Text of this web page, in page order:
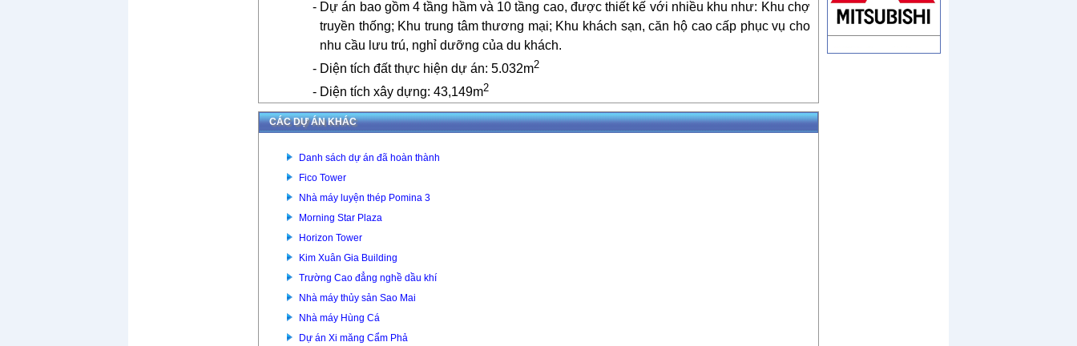
- Dự án bao gồm 4 tầng hầm và 10 tầng cao, được thiết kế với nhiều khu như: Khu chợ
truyền thống; Khu trung tâm thương mại; Khu khách sạn, căn hộ cao cấp phục vụ cho
nhu cầu lưu trú, nghỉ dưỡng của du khách.
- Diện tích đất thực hiện dự án: 5.032m2
- Diện tích xây dựng: 43,149m2
CÁC DỰ ÁN KHÁC
Danh sách dự án đã hoàn thành
Fico Tower
Nhà máy luyện thép Pomina 3
Morning Star Plaza
Horizon Tower
Kim Xuân Gia Building
Trường Cao đẳng nghề dầu khí
Nhà máy thủy sản Sao Mai
Nhà máy Hùng Cá
Dự án Xi măng Cẩm Phả